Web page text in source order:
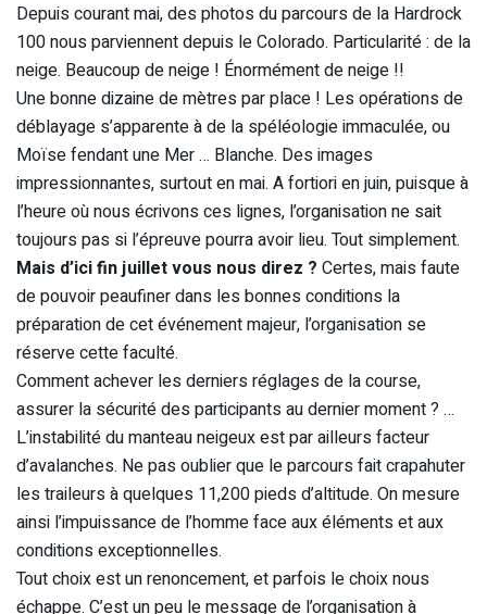
Depuis courant mai, des photos du parcours de la Hardrock
100 nous parviennent depuis le Colorado. Particularité : de la
neige. Beaucoup de neige ! Énormément de neige !!
Une bonne dizaine de mètres par place ! Les opérations de
déblayage s’apparente à de la spéléologie immaculée, ou
Moïse fendant une Mer … Blanche. Des images
impressionnantes, surtout en mai. A fortiori en juin, puisque à
l’heure où nous écrivons ces lignes, l’organisation ne sait
toujours pas si l’épreuve pourra avoir lieu. Tout simplement.
Mais d’ici fin juillet vous nous direz ? Certes, mais faute
de pouvoir peaufiner dans les bonnes conditions la
préparation de cet événement majeur, l’organisation se
réserve cette faculté.
Comment achever les derniers réglages de la course,
assurer la sécurité des participants au dernier moment ? …
L’instabilité du manteau neigeux est par ailleurs facteur
d’avalanches. Ne pas oublier que le parcours fait crapahuter
les traileurs à quelques 11,200 pieds d’altitude. On mesure
ainsi l’impuissance de l’homme face aux éléments et aux
conditions exceptionnelles.
Tout choix est un renoncement, et parfois le choix nous
échappe. C’est un peu le message de l’organisation à